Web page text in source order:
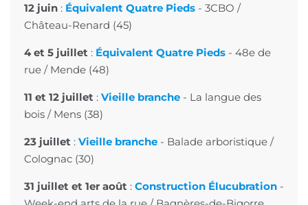
12 juin : Équivalent Quatre Pieds - 3CBO /
Château-Renard (45)
4 et 5 juillet : Équivalent Quatre Pieds - 48e de
rue / Mende (48)
11 et 12 juillet : Vieille branche - La langue des
bois / Mens (38)
23 juillet : Vieille branche - Balade arboristique /
Colognac (30)
31 juillet et 1er août : Construction Élucubration -